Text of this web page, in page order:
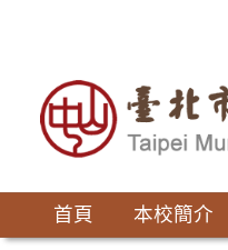
首頁 本校簡介